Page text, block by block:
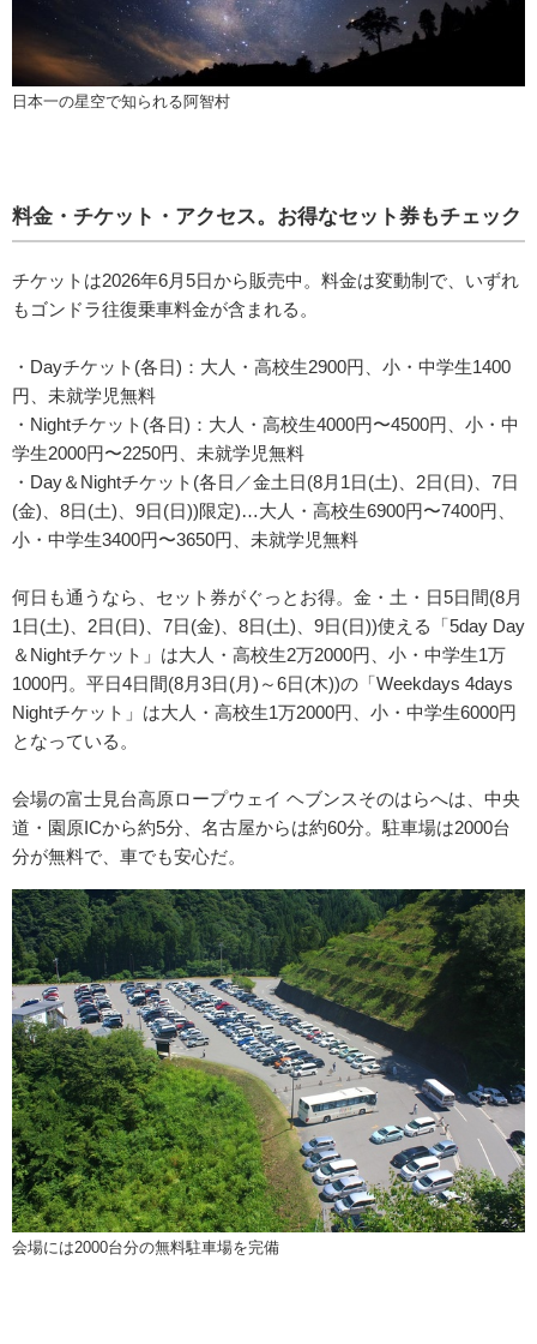
日本一の星空で知られる阿智村
料金・チケット・アクセス。お得なセット券もチェック
チケットは2026年6月5日から販売中。料金は変動制で、いずれ
もゴンドラ往復乗車料金が含まれる。
・Dayチケット(各日)：大人・高校生2900円、小・中学生1400
円、未就学児無料
・Nightチケット(各日)：大人・高校生4000円〜4500円、小・中
学生2000円〜2250円、未就学児無料
・Day＆Nightチケット(各日／金土日(8月1日(土)、2日(日)、7日
(金)、8日(土)、9日(日))限定)…大人・高校生6900円〜7400円、
小・中学生3400円〜3650円、未就学児無料
何日も通うなら、セット券がぐっとお得。金・土・日5日間(8月
1日(土)、2日(日)、7日(金)、8日(土)、9日(日))使える「5day Day
＆Nightチケット」は大人・高校生2万2000円、小・中学生1万
1000円。平日4日間(8月3日(月)～6日(木))の「Weekdays 4days
Nightチケット」は大人・高校生1万2000円、小・中学生6000円
となっている。
会場の富士見台高原ロープウェイ ヘブンスそのはらへは、中央
道・園原ICから約5分、名古屋からは約60分。駐車場は2000台
分が無料で、車でも安心だ。
会場には2000台分の無料駐車場を完備